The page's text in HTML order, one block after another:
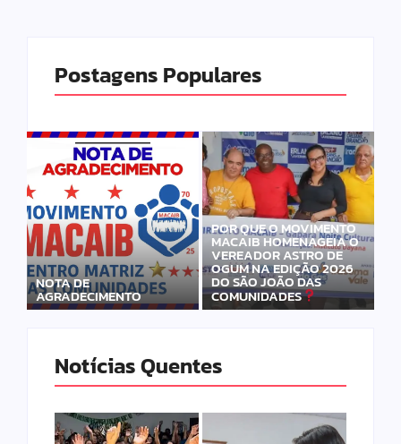
Postagens Populares
NOTA DE
AGRADECIMENTO
POR QUE O MOVIMENTO
MACAIB HOMENAGEIA O
VEREADOR ASTRO DE
OGUM NA EDIÇÃO 2026
DO SÃO JOÃO DAS
COMUNIDADES
Notícias Quentes